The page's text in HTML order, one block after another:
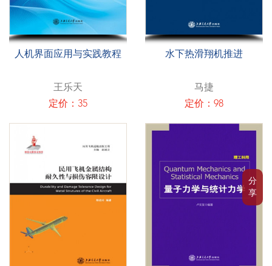
分
享
人机界面应用与实践教程
王乐天
定价：35
水下热滑翔机推进
马捷
定价：98